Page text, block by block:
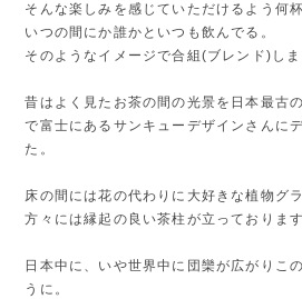
そんな楽しみを感じていただけるよう何
いつの間にか誰かといつも飲んでる。
そのようなイメージで合組(ブレンド)しま
昔はよく見たお茶の間の光景を日本最古
で富士にあるサンキューデザインさんに
た。
床の間には花の代わりに大好きな植物グ
方々には縁起の良い茶柱が立っております
日本中に、いや世界中に団欒が広がりこ
うに。